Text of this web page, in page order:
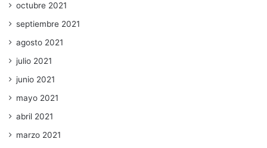
octubre 2021
septiembre 2021
agosto 2021
julio 2021
junio 2021
mayo 2021
abril 2021
marzo 2021